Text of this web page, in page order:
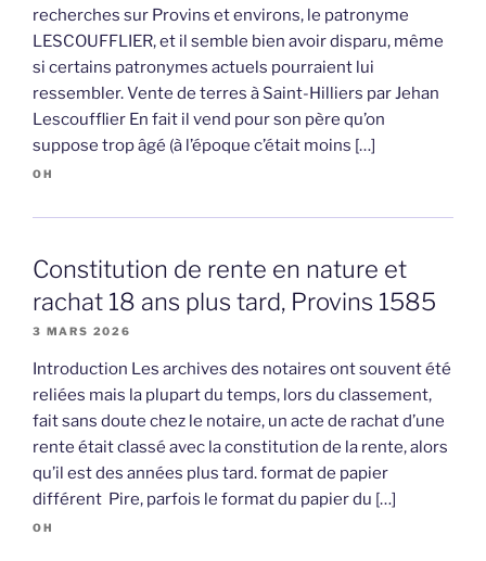
recherches sur Provins et environs, le patronyme
LESCOUFFLIER, et il semble bien avoir disparu, même
si certains patronymes actuels pourraient lui
ressembler. Vente de terres à Saint-Hilliers par Jehan
Lescoufflier En fait il vend pour son père qu’on
suppose trop âgé (à l’époque c’était moins […]
OH
Constitution de rente en nature et
rachat 18 ans plus tard, Provins 1585
3 MARS 2026
Introduction Les archives des notaires ont souvent été
reliées mais la plupart du temps, lors du classement,
fait sans doute chez le notaire, un acte de rachat d’une
rente était classé avec la constitution de la rente, alors
qu’il est des années plus tard. format de papier
différent Pire, parfois le format du papier du […]
OH